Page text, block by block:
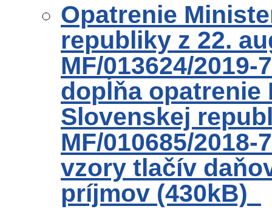
Opatrenie
republiky z 22.
MF/013624/
dopĺňa
Slovenskej
MF/010685/
vzory tlačív
príjmov (430kB)